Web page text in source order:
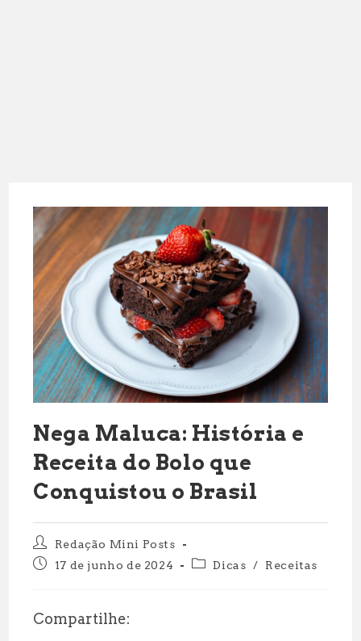
Nega Maluca: História e
Receita do Bolo que
Conquistou o Brasil
Autor
do
post:
Redação Mini Posts
Post17 de junho de 2024
Categoria
Dicas / Receitas
Compartilhe: